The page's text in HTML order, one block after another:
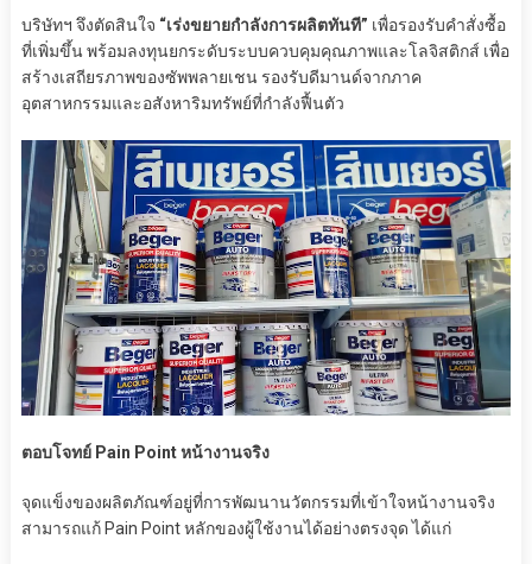
บริษัทฯ จึงตัดสินใจ “เร่งขยายกำลังการผลิตทันที” เพื่อรองรับคำสั่งซื้อ
ที่เพิ่มขึ้น พร้อมลงทุนยกระดับระบบควบคุมคุณภาพและโลจิสติกส์ เพื่อ
สร้างเสถียรภาพของซัพพลายเชน รองรับดีมานด์จากภาค
อุตสาหกรรมและอสังหาริมทรัพย์ที่กำลังฟื้นตัว
ตอบโจทย์ Pain Point หน้างานจริง
จุดแข็งของผลิตภัณฑ์อยู่ที่การพัฒนานวัตกรรมที่เข้าใจหน้างานจริง
สามารถแก้ Pain Point หลักของผู้ใช้งานได้อย่างตรงจุด ได้แก่